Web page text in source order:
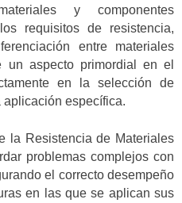
y componentes
requisitos de resistencia,
entre materiales
un aspecto primordial en el
en la selección de
específica.
la Resistencia de Materiales
problemas complejos con
el correcto desempeño
en las que se aplican sus